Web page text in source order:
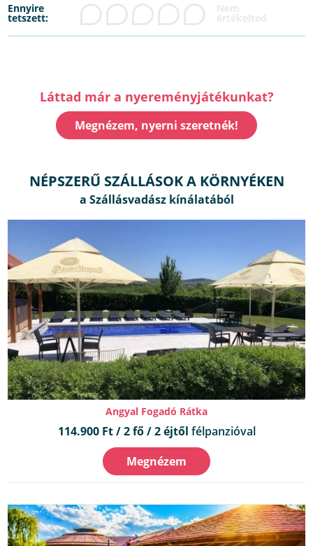
Ennyire
tetszett:
Láttad már a nyereményjátékunkat?
Megnézem, nyerni szeretnék!
NÉPSZERŰ SZÁLLÁSOK A KÖRNYÉKEN
Angyal Fogadó Rátka
114.900 Ft / 2 fő / 2 éjtől félpanzióval
Megnézem